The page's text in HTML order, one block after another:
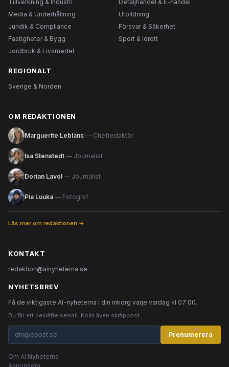
Tillverkning & Industri
Detaljhandel & E-handel
Media & Underhållning
Utbildning
Juridik & Compliance
Försvar & Säkerhet
Fastigheter & Bygg
Sport & Idrott
Jordbruk & Livsmedel
REGIONALT
Sverige & Norden
OM REDAKTIONEN
Marguerite Leblanc — Chefredaktör
Isa Stenstedt — Journalist
Dorian Lavol — Journalist
Pia Luuka — Fotograf
Läs mer om redaktionen →
KONTAKT
redaktion@ainyheterna.se
NYHETSBREV
Få de viktigaste AI-nyheterna i din inkorg varje vardag kl 07:00.
Du får ett bekräftelsemail. Kolla även skräppost.
Prenumerera
Om AI Nyheterna